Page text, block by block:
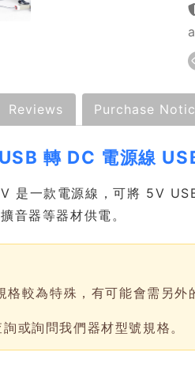
Reviews Purchase
轉 DC 電源線
一款電源線，可將 5V
音器等器材供電。
較為特殊，有可能會需另外
或詢問我們器材型號規格。